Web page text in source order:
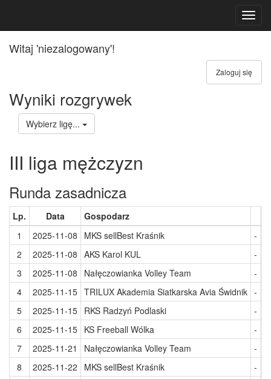
Witaj 'niezalogowany'!
Zaloguj się
Wyniki rozgrywek
Wybierz ligę...
III liga mężczyzn
Runda zasadnicza
Lp. Data Gospodarz
1
2025-11-08 MKS sellBest Kraśnik -
2
2025-11-08 AKS Karol KUL -
3
2025-11-08 Nałęczowianka Volley Team -
4
2025-11-15 TRILUX Akademia Siatkarska Avia Świdnik -
5
2025-11-15 RKS Radzyń Podlaski -
6
2025-11-15 KS Freeball Wólka -
7
2025-11-21 Nałęczowianka Volley Team -
8
2025-11-22 MKS sellBest Kraśnik -